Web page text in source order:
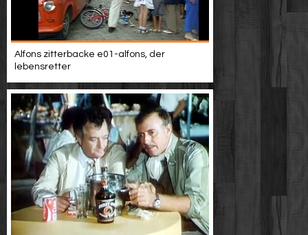
Alfons zitterbacke e01-alfons, der
lebensretter